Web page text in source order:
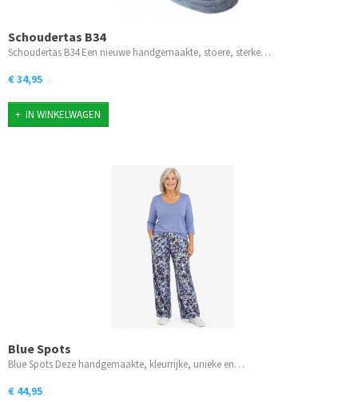
Schoudertas B34
Schoudertas B34 Een nieuwe handgemaakte, stoere, sterke…
€ 34,95
IN WINKELWAGEN
Blue Spots
Blue Spots Deze handgemaakte, kleurrijke, unieke en…
€ 44,95